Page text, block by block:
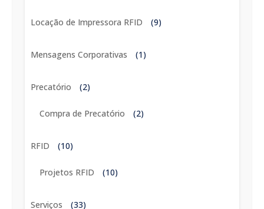
Locação de Impressora RFID (9)
Mensagens Corporativas (1)
Precatório (2)
Compra de Precatório (2)
RFID (10)
Projetos RFID (10)
Serviços (33)